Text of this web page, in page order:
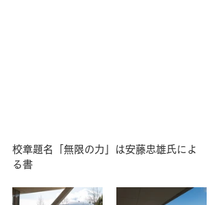
校章題名「無限の力」は安藤忠雄氏によ
る書